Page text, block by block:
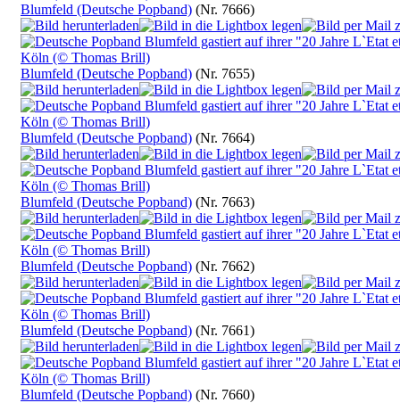
Blumfeld (Deutsche Popband) (Nr. 7666)
Blumfeld (Deutsche Popband) (Nr. 7655)
Blumfeld (Deutsche Popband) (Nr. 7664)
Blumfeld (Deutsche Popband) (Nr. 7663)
Blumfeld (Deutsche Popband) (Nr. 7662)
Blumfeld (Deutsche Popband) (Nr. 7661)
Blumfeld (Deutsche Popband) (Nr. 7660)